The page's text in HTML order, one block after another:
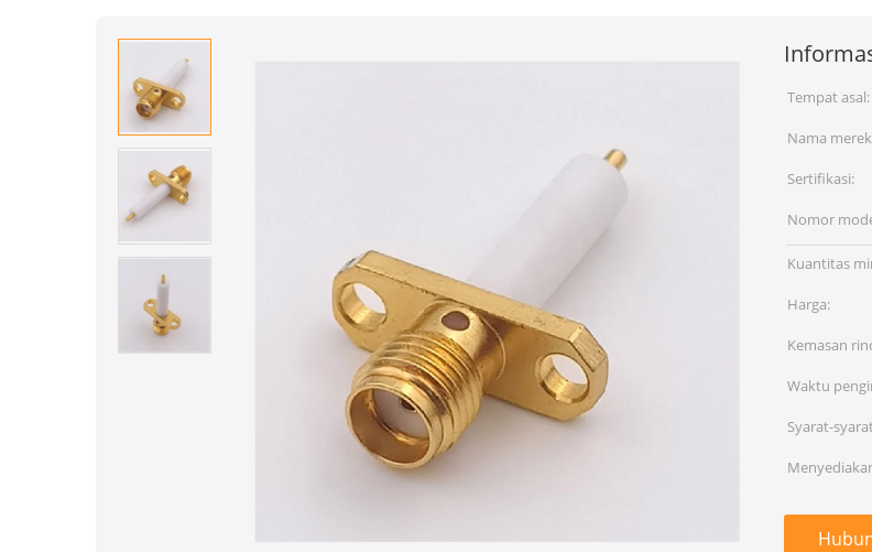
Tempat asal:
Nama
Sertifikasi:
Nomor
Kuantitas
Harga:
Kemasan
Waktu
Syarat-